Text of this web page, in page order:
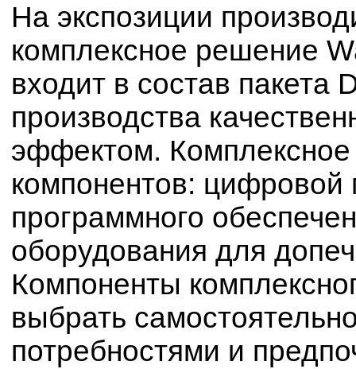
На экспозиции
комплексное решение
входит в состав пакета
производства
эффектом.
компонентов:
программного
оборудования для
Компоненты
выбрать
потребностями и